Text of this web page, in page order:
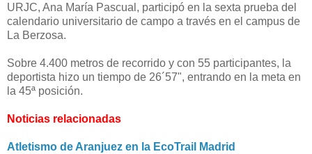
URJC, Ana María Pascual, participó en la sexta prueba del
calendario universitario de campo a través en el campus de
La Berzosa.
Sobre 4.400 metros de recorrido y con 55 participantes, la
deportista hizo un tiempo de 26´57", entrando en la meta en
la 45ª posición.
Noticias relacionadas
Atletismo de Aranjuez en la EcoTrail Madrid